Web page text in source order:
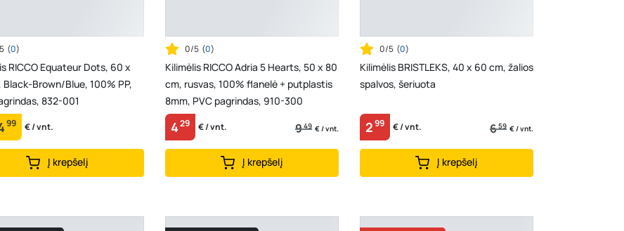
(0)
RICCO Equateur Dots, 60 x
Black-Brown/Blue, 100% PP,
832-001
99 € / vnt.
Į krepšelį
0/5 (0)
Kilimėlis RICCO Adria 5 Hearts, 50 x 80
cm, rusvas, 100% flanelė + putplastis
8mm, PVC pagrindas, 910-300
429 € / vnt. 949 € / vnt.
Į krepšelį
0/5 (0)
Kilimėlis BRISTLEKS, 40 x 60 cm, žalios
spalvos, šeriuota
299 € / vnt. 659 € / vnt.
Į krepšelį